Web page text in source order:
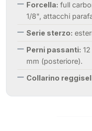
Forcella: full
1/8", attacchi
Serie sterzo:
Perni passanti:
mm (posteriore).
Collarino